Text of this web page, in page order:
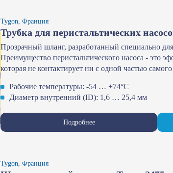
Tygon, Франция
Трубка для перистальтических
Прозрачный шланг, разработанный специально
Преимущество перистальтического насоса - это
которая не контактирует ни с одной частью самого
Рабочие температуры: -54 … +74°С
Диаметр внутренний (ID): 1,6 … 25,4 мм
Подробнее
Tygon, Франция